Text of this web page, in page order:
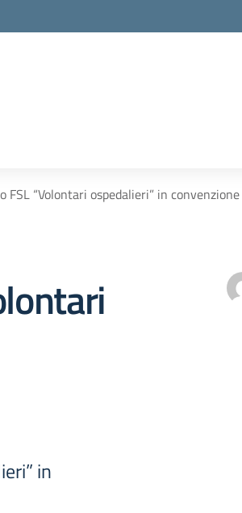
FSL “Volontari ospedalieri” in convenzione
in